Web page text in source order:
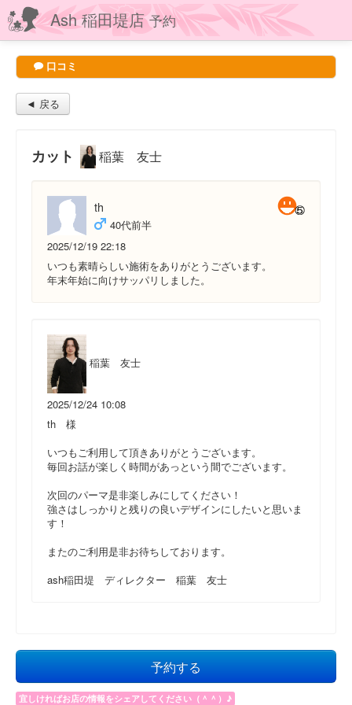
Ash 稲田堤店予約
口コミ
◄ 戻る
カット 稲葉 友士
th
40代前半
2025/12/19 22:18
いつも素晴らしい施術をありがとうございます。
年末年始に向けサッパリしました。
稲葉 友士
2025/12/24 10:08
th 様
いつもご利用して頂きありがとうございます。
毎回お話が楽しく時間があっという間でございます。
次回のパーマ是非楽しみにしてください！
強さはしっかりと残りの良いデザインにしたいと思いま
す！
またのご利用是非お待ちしております。
ash稲田堤 ディレクター 稲葉 友士
予約する
宜しければお店の情報をシェアしてください（＾＾）♪